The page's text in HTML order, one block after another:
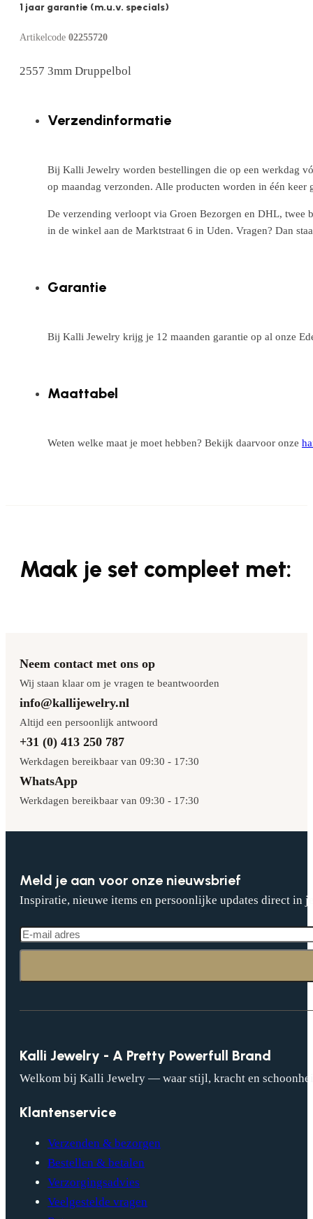
1 jaar garantie (m.u.v. specials)
Artikelcode 02255720
2557 3mm Druppelbol
Verzendinformatie
Bij Kalli Jewelry worden bestellingen die op een werkdag
op maandag verzonden. Alle producten worden in één
De verzending verloopt via Groen Bezorgen en DHL, twee
in de winkel aan de Marktstraat 6 in Uden. Vragen? Dan
Garantie
Bij Kalli Jewelry krijg je 12 maanden garantie op al onze
Maattabel
Weten welke maat je moet hebben? Bekijk daarvoor onze
Maak je set compleet met:
Neem contact met ons op
Wij staan klaar om je vragen te beantwoorden
info@kallijewelry.nl
Altijd een persoonlijk antwoord
+31 (0) 413 250 787
Werkdagen bereikbaar van 09:30 - 17:30
WhatsApp
Werkdagen bereikbaar van 09:30 - 17:30
Meld je aan voor onze nieuwsbrief
Inspiratie, nieuwe items en persoonlijke updates direct in
Kalli Jewelry - A Pretty Powerfull Brand
Welkom bij Kalli Jewelry — waar stijl, kracht en
Klantenservice
Verzenden & bezorgen
Bestellen & betalen
Verzorgingsadvies
Veelgestelde vragen